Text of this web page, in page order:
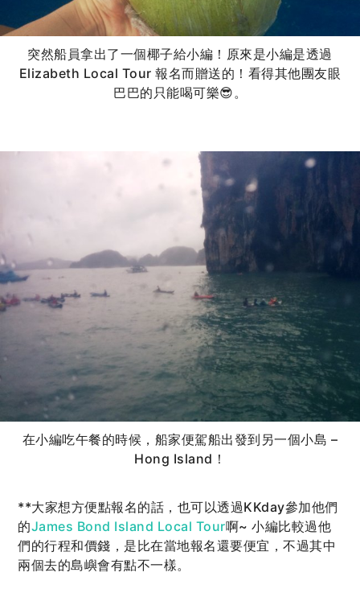
突然船員拿出了一個椰子給小編！原來是小編是透過
Elizabeth Local Tour 報名而贈送的！看得其他團友眼
巴巴的只能喝可樂😎。
在小編吃午餐的時候，船家便駕船出發到另一個小島 –
Hong Island！
**大家想方便點報名的話，也可以透過KKday參加他們
的James Bond Island Local Tour啊~ 小編比較過他
們的行程和價錢，是比在當地報名還要便宜，不過其中
兩個去的島嶼會有點不一樣。